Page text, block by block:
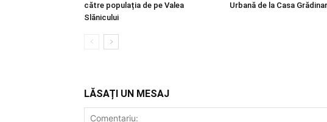
către populația de pe Valea
Slănicului
Urbană de la Casa
LĂSAȚI UN MESAJ